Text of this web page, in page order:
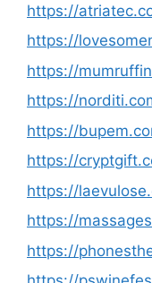
https://
https://
https://
https://
https://
https://
https://
https://
https://